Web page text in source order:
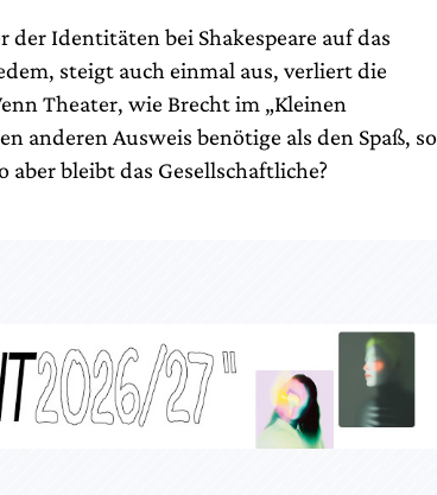
der Identitäten bei Shakespeare auf das
steigt auch einmal aus, verliert die
Theater, wie Brecht im „Kleinen
anderen Ausweis benötige als den Spaß, so
bleibt das Gesellschaftliche?